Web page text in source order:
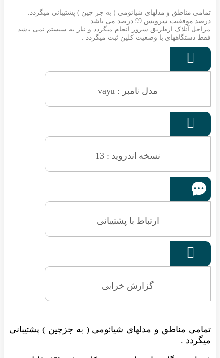
تمامی مناطق و مدلهای شیائومی ( به جز چین ) پشتیبانی میگردد.
درصد موفقیت سرویس 99 درصد می باشد.
مراحل آنلاک ازطریق سرور انجام میگردد و نیاز به سیستم نمی باشد.
فقط دستگاههای با وضعیت کلین ثبت میگردد .

مدل نامبر : vayu

نسخه اندروید : 13
ارتباط با پشتیبانی

گزارش خرابی
تمامی مناطق و مدلهای شیائومی ( به جزچین ) پشتیبانی
میگردد .